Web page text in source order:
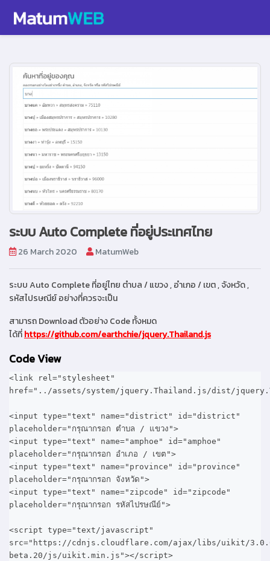
ระบบ Auto Complete ที่อยู่ประเทศไทย
26 March 2020 MatumWeb
ระบบ Auto Complete ที่อยู่ไทย ตำบล / แขวง , อำเภอ / เขต , จังหวัด ,
รหัสไปรษณีย์ อย่างที่ควรจะเป็น
สามารถ Download ตัวอย่าง Code ทั้งหมด
ได้ที่https://github.com/earthchie/jquery.Thailand.js
Code View
<link rel="stylesheet"
href="../assets/system/jquery.Thailand.js/dist/
<input type="text" name="district" id="district"
placeholder="กรุณากรอก ตำบล / แขวง">
<input type="text" name="amphoe" id="amphoe"
placeholder="กรุณากรอก อำเภอ / เขต">
<input type="text" name="province" id="province"
placeholder="กรุณากรอก จังหวัด">
<input type="text" name="zipcode" id="zipcode"
placeholder="กรุณากรอก รหัสไปรษณีย์">
<script type="text/javascript"
src="https://cdnjs.cloudflare.com/ajax/libs/uikit/
beta.20/js/uikit.min.js"></script>